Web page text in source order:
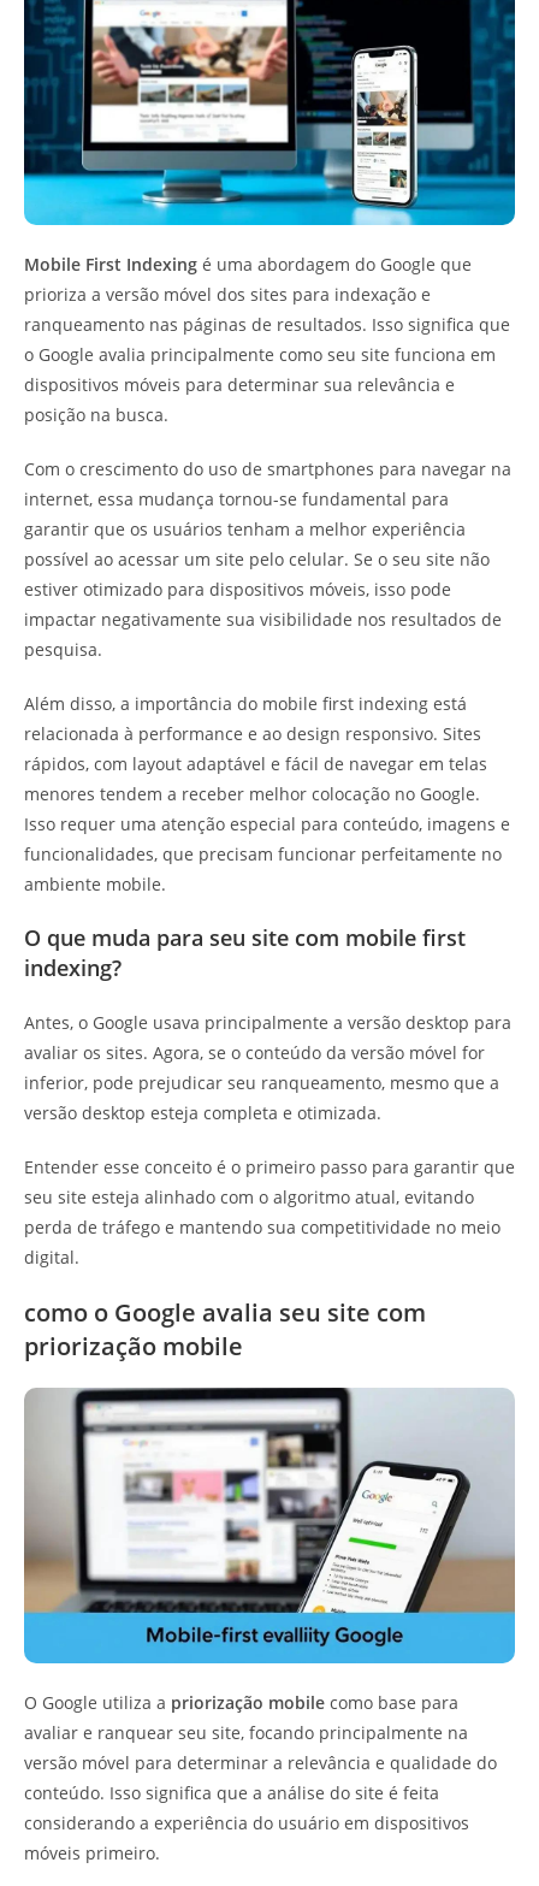
Mobile First Indexing é uma abordagem do Google que
prioriza a versão móvel dos sites para indexação e
ranqueamento nas páginas de resultados. Isso significa que
o Google avalia principalmente como seu site funciona em
dispositivos móveis para determinar sua relevância e
posição na busca.
Com o crescimento do uso de smartphones para navegar na
internet, essa mudança tornou-se fundamental para
garantir que os usuários tenham a melhor experiência
possível ao acessar um site pelo celular. Se o seu site não
estiver otimizado para dispositivos móveis, isso pode
impactar negativamente sua visibilidade nos resultados de
pesquisa.
Além disso, a importância do mobile first indexing está
relacionada à performance e ao design responsivo. Sites
rápidos, com layout adaptável e fácil de navegar em telas
menores tendem a receber melhor colocação no Google.
Isso requer uma atenção especial para conteúdo, imagens e
funcionalidades, que precisam funcionar perfeitamente no
ambiente mobile.
O que muda para seu site com mobile first
indexing?
Antes, o Google usava principalmente a versão desktop para
avaliar os sites. Agora, se o conteúdo da versão móvel for
inferior, pode prejudicar seu ranqueamento, mesmo que a
versão desktop esteja completa e otimizada.
Entender esse conceito é o primeiro passo para garantir que
seu site esteja alinhado com o algoritmo atual, evitando
perda de tráfego e mantendo sua competitividade no meio
digital.
como o Google avalia seu site com
priorização mobile
O Google utiliza a priorização mobile como base para
avaliar e ranquear seu site, focando principalmente na
versão móvel para determinar a relevância e qualidade do
conteúdo. Isso significa que a análise do site é feita
considerando a experiência do usuário em dispositivos
móveis primeiro.